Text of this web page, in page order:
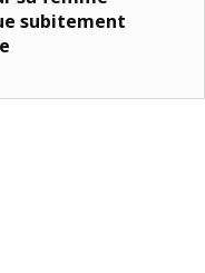
subitement